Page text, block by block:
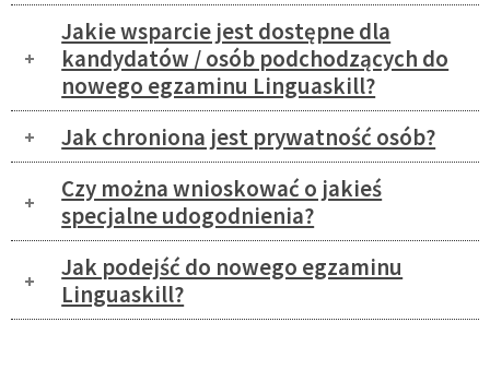
Jakie wsparcie jest dostępne dla
kandydatów / osób podchodzących do
nowego egzaminu Linguaskill?
Jak chroniona jest prywatność osób?
Czy można wnioskować o jakieś
specjalne udogodnienia?
Jak podejść do nowego egzaminu
Linguaskill?